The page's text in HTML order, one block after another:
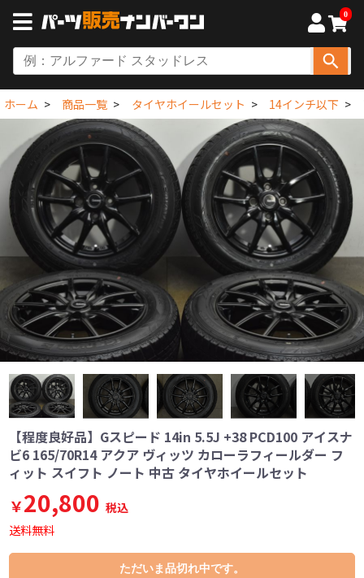
0
ホーム 商品一覧 タイヤホイールセット 14インチ以下
【程度良好品】Gスピード 14in 5.5J +38 PCD100 アイスナ
ビ6 165/70R14 アクア ヴィッツ カローラフィールダー フ
ィット スイフト ノート 中古 タイヤホイールセット
￥20,800 税込
送料無料
ただいま品切れ中です。